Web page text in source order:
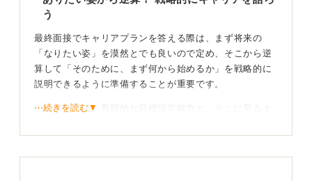
う
最終面接でキャリアプランを答える際は、まず将来の
「なりたい姿」を漠然とでも良いので定め、そこから逆
算して「そのために、まず何から始めるか」を戦略的に
説明できるように準備することが重要です。
この質問では、長期的な目標設定能力と、そこに至るま
⋯続きを読む▼